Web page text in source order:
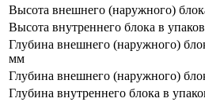
Высота внешнего (наружного)
Высота внутреннего блока в
Глубина внешнего (наружного)
мм
Глубина внешнего (наружного)
Глубина внутреннего блока в